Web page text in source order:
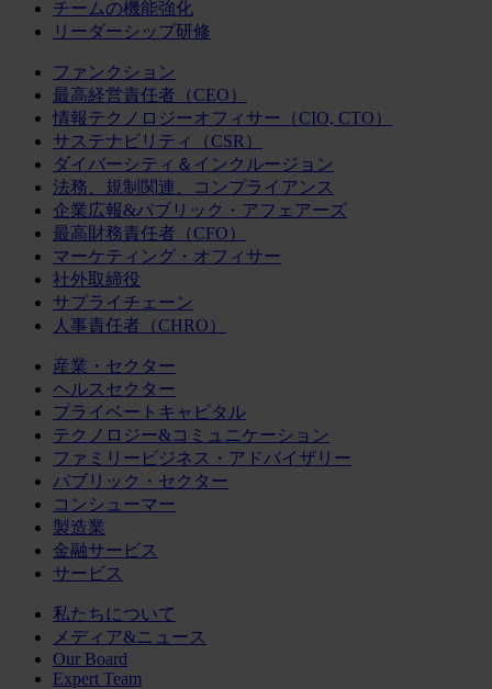
チームの機能強化
リーダーシップ研修
ファンクション
最高経営責任者（CEO）
情報テクノロジーオフィサー（CIO, CTO）
サステナビリティ（CSR）
ダイバーシティ＆インクルージョン
法務、規制関連、コンプライアンス
企業広報&パブリック・アフェアーズ
最高財務責任者（CFO）
マーケティング・オフィサー
社外取締役
サプライチェーン
人事責任者（CHRO）
産業・セクター
ヘルスセクター
プライベートキャピタル
テクノロジー&コミュニケーション
ファミリービジネス・アドバイザリー
パブリック・セクター
コンシューマー
製造業
金融サービス
サービス
私たちについて
メディア&ニュース
Our Board
Expert Team